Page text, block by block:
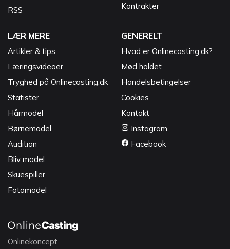
RSS
Kontrakter
LÆR MERE
Artikler & tips
Læringsvideoer
Tryghed på Onlinecasting.dk
Statister
Hårmodel
Børnemodel
Audition
Bliv model
Skuespiller
Fotomodel
GENERELT
Hvad er Onlinecasting.dk?
Mød holdet
Handelsbetingelser
Cookies
Kontakt
Instagram
Facebook
Onlinekoncept